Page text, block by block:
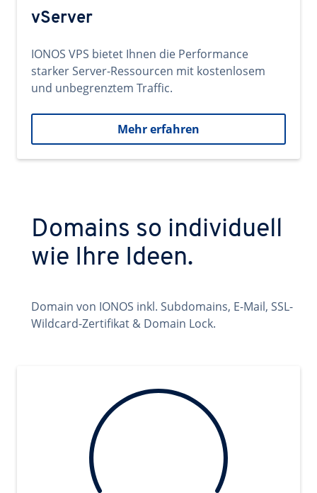
vServer
IONOS VPS bietet Ihnen die Performance
starker Server-Ressourcen mit kostenlosem
und unbegrenztem Traffic.
Mehr erfahren
Domains so individuell
wie Ihre Ideen.
Domain von IONOS inkl. Subdomains, E-Mail, SSL-
Wildcard-Zertifikat & Domain Lock.